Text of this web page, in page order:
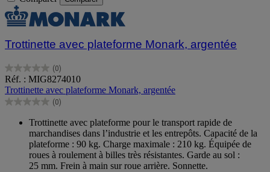
Trottinette avec plateforme Monark, argentée
(0)
0.0
sur
5
étoiles.
Réf. : MIG8274010
Trottinette avec plateforme Monark, argentée
(0)
0.0
étoiles.
Trottinette avec plateforme pour le transport rapide de
marchandises dans l’industrie et les entrepôts. Capacité de la
plateforme : 90 kg. Charge maximale : 210 kg. Équipée de
roues à roulement à billes très résistantes. Garde au sol :
25 mm. Frein à main sur roue arrière. Sonnette.